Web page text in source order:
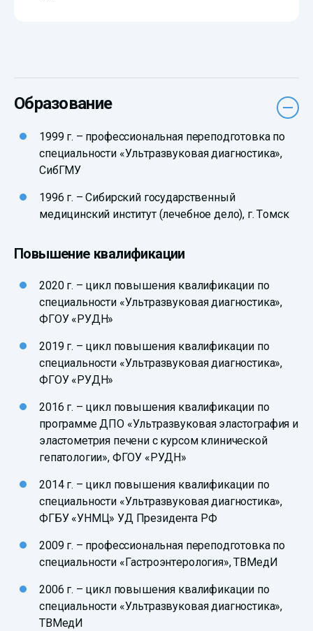
Образование
1999 г. – профессиональная переподготовка по
специальности «Ультразвуковая диагностика»,
СибГМУ
1996 г. – Сибирский государственный
медицинский институт (лечебное дело), г. Томск
Повышение квалификации
2020 г. – цикл повышения квалификации по
специальности «Ультразвуковая диагностика»,
ФГОУ «РУДН»
2019 г. – цикл повышения квалификации по
специальности «Ультразвуковая диагностика»,
ФГОУ «РУДН»
2016 г. – цикл повышения квалификации по
программе ДПО «Ультразвуковая эластография и
эластометрия печени с курсом клинической
гепатологии», ФГОУ «РУДН»
2014 г. – цикл повышения квалификации по
специальности «Ультразвуковая диагностика»,
ФГБУ «УНМЦ» УД Президента РФ
2009 г. – профессиональная переподготовка по
специальности «Гастроэнтерология», ТВМедИ
2006 г. – цикл повышения квалификации по
специальности «Ультразвуковая диагностика»,
ТВМедИ